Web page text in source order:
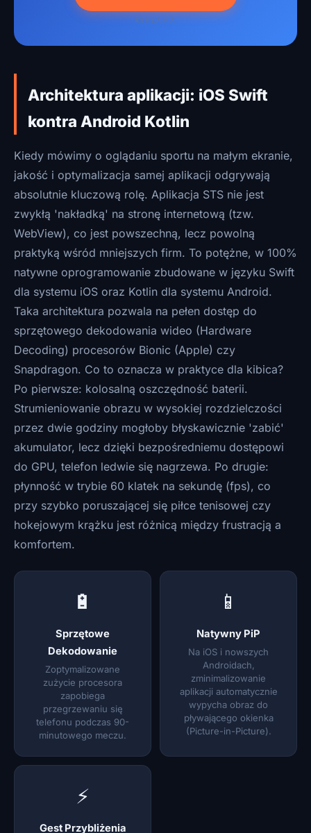
REKLAMA
Architektura aplikacji: iOS Swift
kontra Android Kotlin
Kiedy mówimy o oglądaniu sportu na małym ekranie,
jakość i optymalizacja samej aplikacji odgrywają
absolutnie kluczową rolę. Aplikacja STS nie jest
zwykłą 'nakładką' na stronę internetową (tzw.
WebView), co jest powszechną, lecz powolną
praktyką wśród mniejszych firm. To potężne, w 100%
natywne oprogramowanie zbudowane w języku Swift
dla systemu iOS oraz Kotlin dla systemu Android.
Taka architektura pozwala na pełen dostęp do
sprzętowego dekodowania wideo (Hardware
Decoding) procesorów Bionic (Apple) czy
Snapdragon. Co to oznacza w praktyce dla kibica?
Po pierwsze: kolosalną oszczędność baterii.
Strumieniowanie obrazu w wysokiej rozdzielczości
przez dwie godziny mogłoby błyskawicznie 'zabić'
akumulator, lecz dzięki bezpośredniemu dostępowi
do GPU, telefon ledwie się nagrzewa. Po drugie:
płynność w trybie 60 klatek na sekundę (fps), co
przy szybko poruszającej się piłce tenisowej czy
hokejowym krążku jest różnicą między frustracją a
komfortem.
🔋
Sprzętowe
Dekodowanie
Zoptymalizowane
zużycie procesora
zapobiega
przegrzewaniu się
telefonu podczas 90-
minutowego meczu.
📱
Natywny PiP
Na iOS i nowszych
Androidach,
zminimalizowanie
aplikacji automatycznie
wypycha obraz do
pływającego okienka
(Picture-in-Picture).
⚡
Gest Przybliżenia